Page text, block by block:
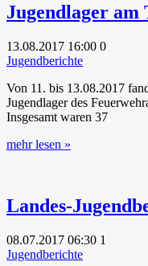
Jugendlager am
13.08.2017 16:00 0
Jugendberichte
Von 11. bis 13.08.2017
Jugendlager des
Insgesamt waren 37
mehr lesen »
Landes-
08.07.2017 06:30 1
Jugendberichte